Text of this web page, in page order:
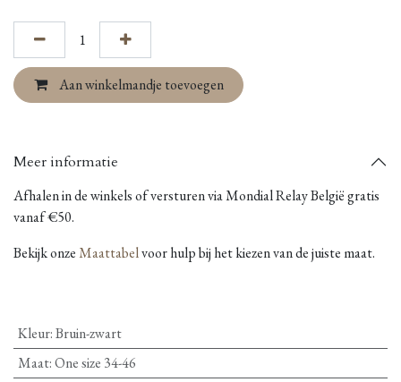
Aan winkelmandje toevoegen
Meer informatie
Afhalen in de winkels of versturen via Mondial Relay België gratis
vanaf €50.
Bekijk onzeMaattabelvoor hulp bij het kiezen van de juiste maat.
Kleur:Bruin-zwart
Maat:One size 34-46